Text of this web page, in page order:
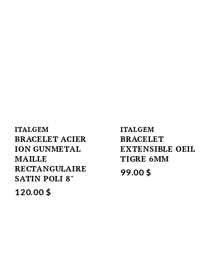
ITALGEM
BRACELET ACIER
ION GUNMETAL
MAILLE
RECTANGULAIRE
SATIN POLI 8"
120.00 $
ITALGEM
BRACELET
EXTENSIBLE OEIL
TIGRE 6MM
99.00 $